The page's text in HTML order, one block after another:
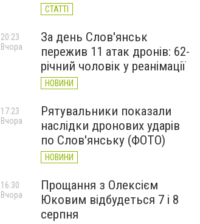
СТАТТІ
За день Слов'янськ
пережив 11 атак дронів: 62-
річний чоловік у реанімації
НОВИНИ
20:23
Вчора
Рятувальники показали
наслідки дронових ударів
по Слов'янську (ФОТО)
НОВИНИ
17:23
Вчора
Прощання з Олексієм
Юковим відбудеться 7 і 8
серпня
16:30
Вчора